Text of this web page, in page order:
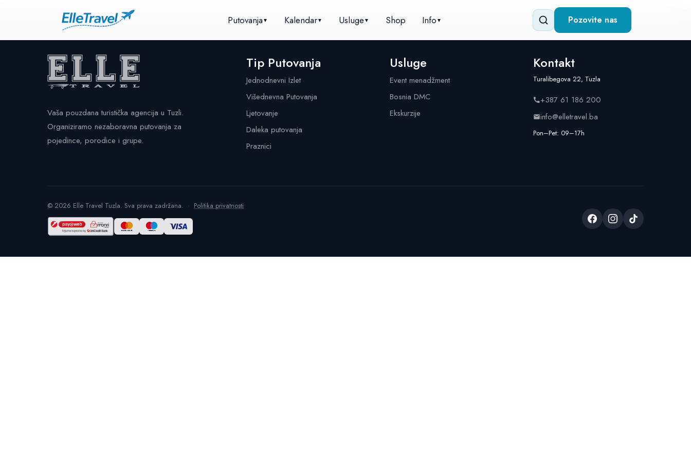
Putovanja ▼ Kalendar▼ Usluge ▼ Shop Info ▼ Pozovite nas
Vaša pouzdana turistička agencija u Tuzli.
Organiziramo nezaboravna putovanja za
pojedince, porodice i grupe.
Tip Putovanja
Jednodnevni Izlet
Višednevna Putovanja
Ljetovanje
Daleka putovanja
Praznici
Usluge
Event menadžment
Bosnia DMC
Ekskurzije
Kontakt
Turalibegova 22, Tuzla
+387 61 186 200
info@elletravel.ba
Pon–Pet: 09–17h
© 2026 Elle Travel Tuzla. Sva prava zadržana. · Politika privatnosti